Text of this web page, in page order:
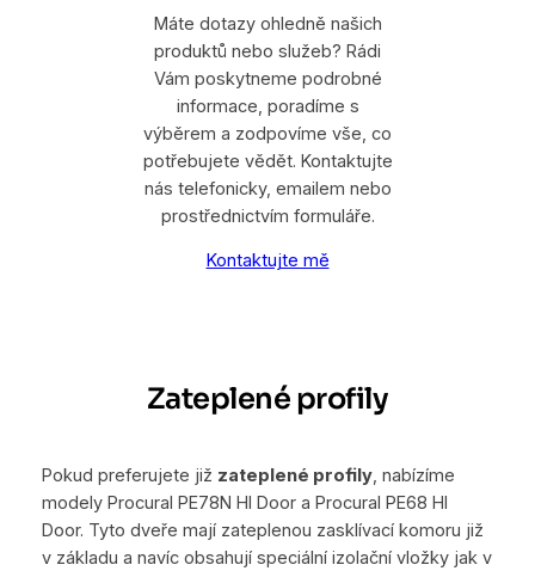
Máte dotazy ohledně našich
produktů nebo služeb? Rádi
Vám poskytneme podrobné
informace, poradíme s
výběrem a zodpovíme vše, co
potřebujete vědět. Kontaktujte
nás telefonicky, emailem nebo
prostřednictvím formuláře.
Kontaktujte mě
Zateplené profily
Pokud preferujete již zateplené profily, nabízíme
modely Procural PE78N HI Door a Procural PE68 HI
Door. Tyto dveře mají zateplenou zasklívací komoru již
v základu a navíc obsahují speciální izolační vložky jak v